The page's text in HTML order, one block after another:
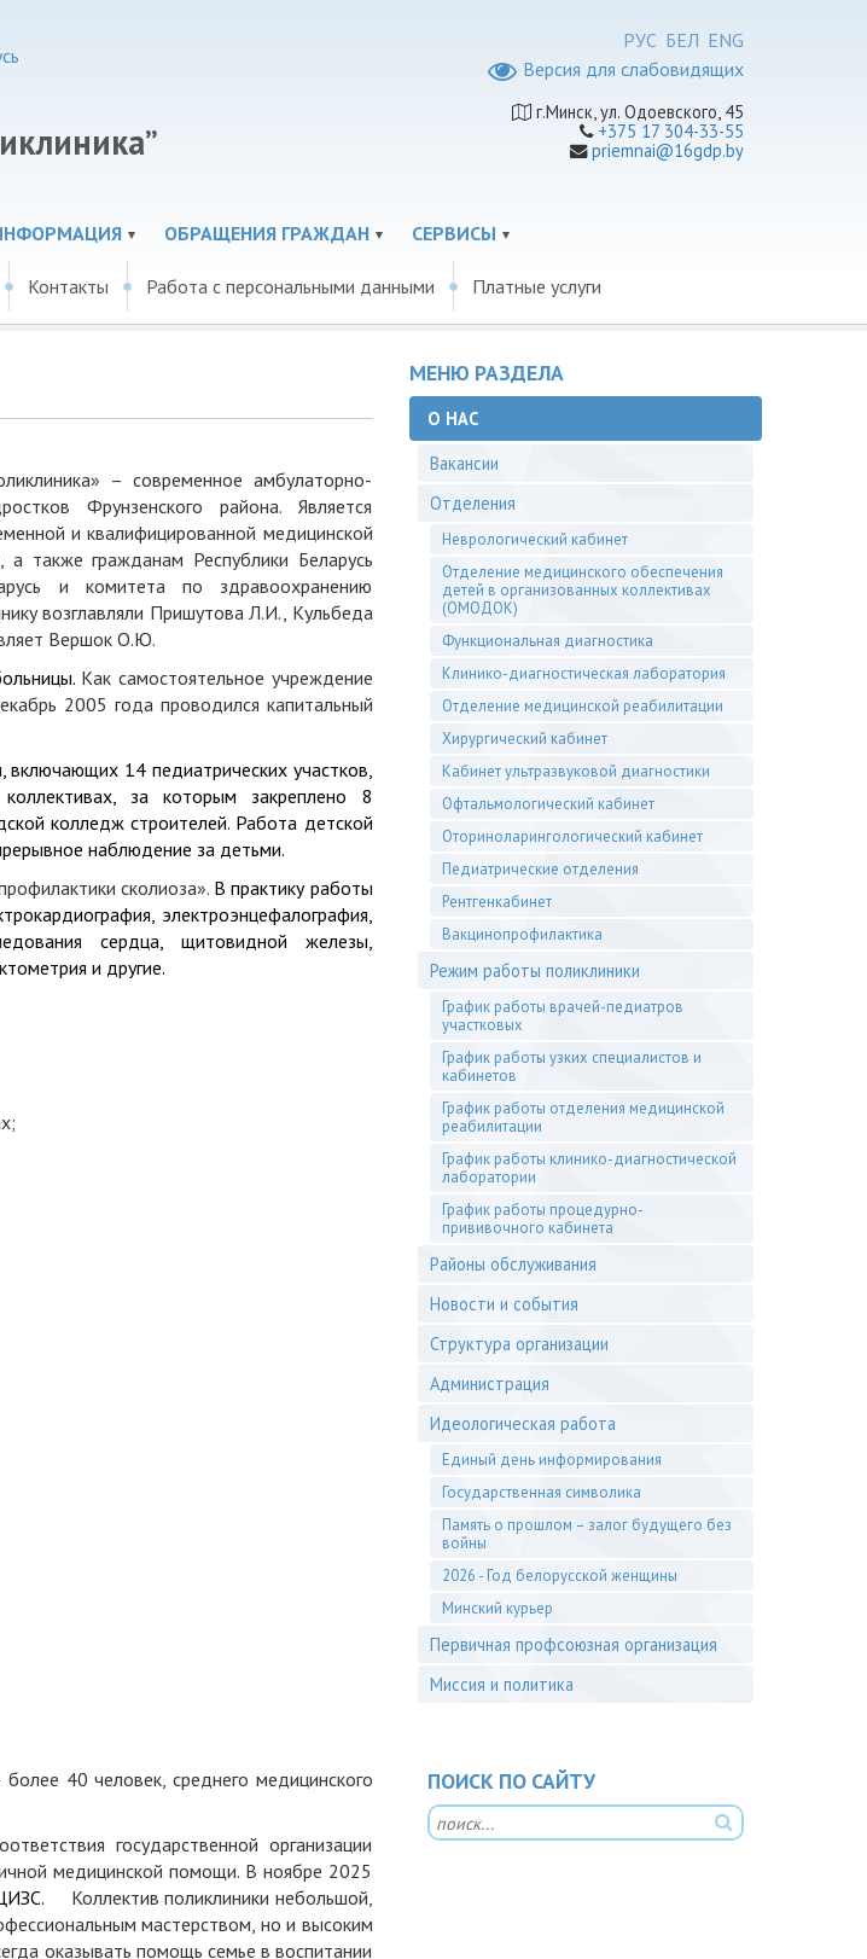
РУС БЕЛ ENG
Версия для слабовидящих
г.Минск, ул. Одоевского, 45
+375 17 304-33-55
priemnai@16gdp.by
ОБРАЩЕНИЯ ГРАЖДАН СЕРВИСЫ
Контакты Работа с персональными данными Платные услуги
– современное амбулаторно-
Фрунзенского района. Является
и квалифицированной медицинской
также гражданам Республики Беларусь
и комитета по здравоохранению
возглавляли Пришутова Л.И., Кульбеда
Вершок О.Ю.
Как самостоятельное учреждение
2005 года проводился капитальный
14 педиатрических участков,
за которым закреплено 8
колледж строителей. Работа детской
наблюдение за детьми.
сколиоза».В практику работы
электроэнцефалография,
сердца, щитовидной железы,
и другие.
40 человек, среднего медицинского
государственной организации
медицинской помощи. В ноябре 2025
Коллектив поликлиники небольшой,
мастерством, но и высоким
оказывать помощь семье в воспитании
МЕНЮ РАЗДЕЛА
О НАС
Вакансии
Отделения
Неврологический кабинет
Отделение медицинского обеспечения
детей в организованных коллективах
(ОМОДОК)
Функциональная диагностика
Клинико-диагностическая лаборатория
Отделение медицинской реабилитации
Хирургический кабинет
Кабинет ультразвуковой диагностики
Офтальмологический кабинет
Оториноларингологический кабинет
Педиатрические отделения
Рентгенкабинет
Вакцинопрофилактика
Режим работы поликлиники
График работы врачей-педиатров
участковых
График работы узких специалистов и
кабинетов
График работы отделения медицинской
реабилитации
График работы клинико-диагностической
лаборатории
График работы процедурно-
прививочного кабинета
Районы обслуживания
Новости и события
Структура организации
Администрация
Идеологическая работа
Единый день информирования
Государственная символика
Память о прошлом – залог будущего без
войны
2026 - Год белорусской женщины
Минский курьер
Первичная профсоюзная организация
Миссия и политика
ПОИСК ПО САЙТУ